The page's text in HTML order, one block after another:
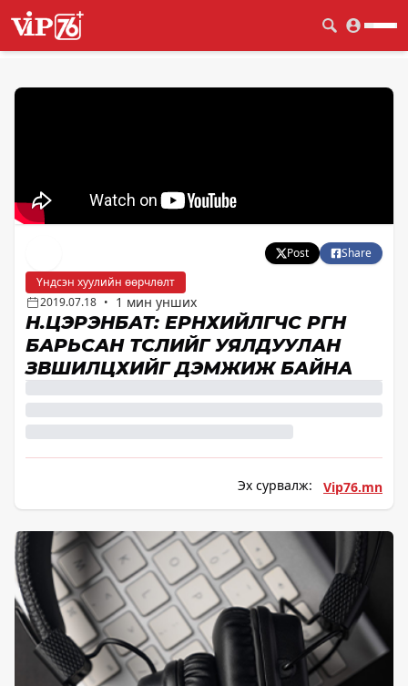
Post
Share
Үндсэн хуулийн өөрчлөлт
2019.07.18 • 1 мин унших
Н.ЦЭРЭНБАТ: ЕРӨНХИЙЛӨГЧӨӨС ӨРГӨН
БАРЬСАН ТӨСЛИЙГ УЯЛДУУЛАН
ЗӨВШИЛЦӨХИЙГ ДЭМЖИЖ БАЙНА
Эх сурвалж: Vip76.mn